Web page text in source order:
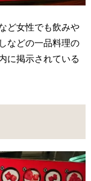
ど女性でも飲みや
などの一品料理の
に掲示されている